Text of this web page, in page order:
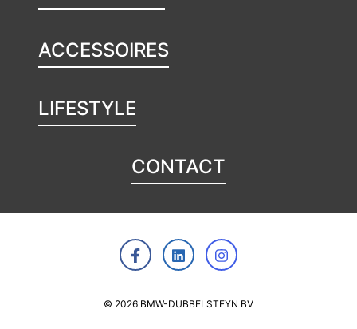
ACCESSOIRES
LIFESTYLE
CONTACT
© 2026 BMW-DUBBELSTEYN BV